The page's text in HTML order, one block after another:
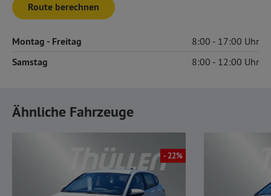
Route berechnen
Montag - Freitag 8:00 17:00
Samstag 8:00 12:00
Ähnliche Fahrzeuge
- 22%